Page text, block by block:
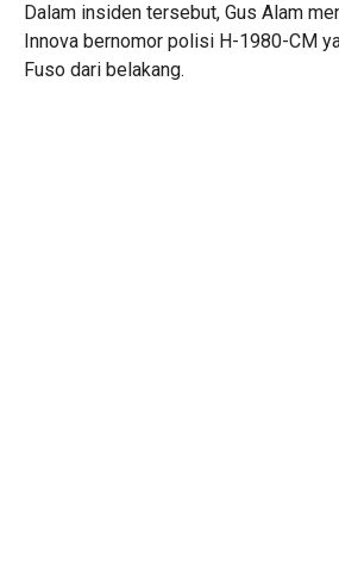
Dalam insiden tersebut, Gus Alam
Innova bernomor polisi H-1980-CM
Fuso dari belakang.